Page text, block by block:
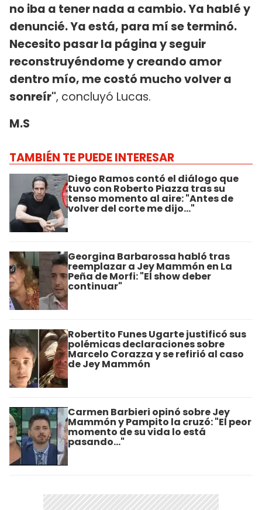
no iba a tener nada a cambio. Ya hablé y
denuncié. Ya está, para mí se terminó.
Necesito pasar la página y seguir
reconstruyéndome y creando amor
dentro mío, me costó mucho volver a
sonreír", concluyó Lucas.
M.S
TAMBIÉN TE PUEDE INTERESAR
Diego Ramos contó el diálogo que
tuvo con Roberto Piazza tras su
tenso momento al aire: "Antes de
volver del corte me dijo..."
Georgina Barbarossa habló tras
reemplazar a Jey Mammón en La
Peña de Morfi: "El show deber
continuar"
Robertito Funes Ugarte justificó sus
polémicas declaraciones sobre
Marcelo Corazza y se refirió al caso
de Jey Mammón
Carmen Barbieri opinó sobre Jey
Mammón y Pampito la cruzó: "El peor
momento de su vida lo está
pasando..."